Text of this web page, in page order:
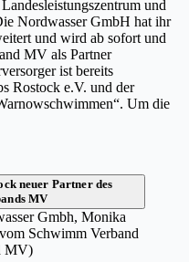
und
Nordwasser GmbH hat ihr
und wird ab sofort und
MV als Partner
ist bereits
Rostock e.V. und der
Um die
Gmbh, Monika
Schwimm Verband
MV)